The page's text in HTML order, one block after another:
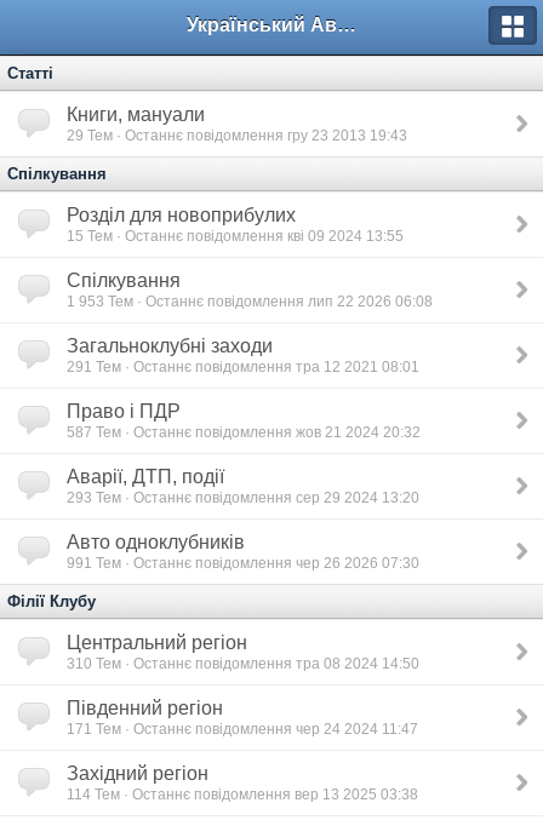
Український Автоклуб ВАЗ
Статті
Книги, мануали
29 Тем · Останнє повідомлення гру 23 2013 19:43
Спілкування
Розділ для новоприбулих
15 Тем · Останнє повідомлення кві 09 2024 13:55
Спілкування
1 953 Тем · Останнє повідомлення лип 22 2026 06:08
Загальноклубні заходи
291 Тем · Останнє повідомлення тра 12 2021 08:01
Право і ПДР
587 Тем · Останнє повідомлення жов 21 2024 20:32
Аварії, ДТП, події
293 Тем · Останнє повідомлення сер 29 2024 13:20
Авто одноклубників
991 Тем · Останнє повідомлення чер 26 2026 07:30
Філії Клубу
Центральний регіон
310 Тем · Останнє повідомлення тра 08 2024 14:50
Південний регіон
171 Тем · Останнє повідомлення чер 24 2024 11:47
Західний регіон
114 Тем · Останнє повідомлення вер 13 2025 03:38